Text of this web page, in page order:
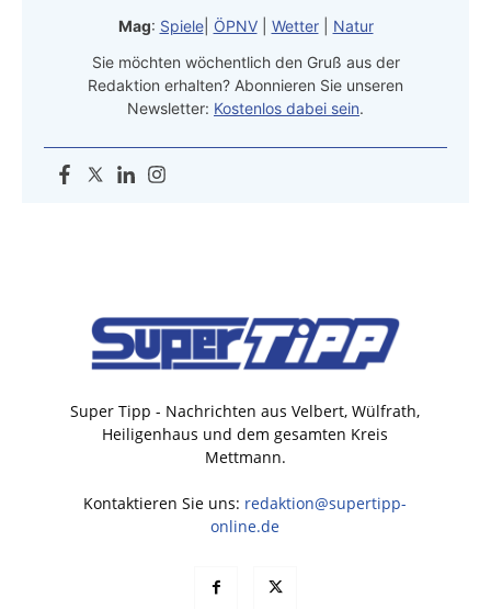
Mag: Spiele| ÖPNV| Wetter| Natur
Sie möchten wöchentlich den Gruß aus der
Redaktion erhalten? Abonnieren Sie unseren
Newsletter: Kostenlos dabei sein.
Super Tipp - Nachrichten aus Velbert, Wülfrath,
Heiligenhaus und dem gesamten Kreis
Mettmann.
Kontaktieren Sie uns: redaktion@supertipp-
online.de